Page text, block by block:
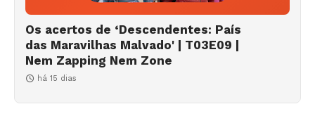
Os acertos de ‘Descendentes: País
das Maravilhas Malvado' | T03E09 |
Nem Zapping Nem Zone
há 15 dias